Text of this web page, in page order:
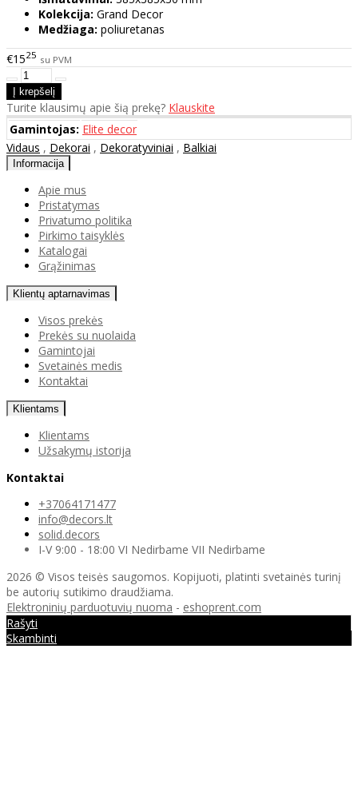
Kolekcija: Grand Decor
Medžiaga: poliuretanas
€1525 su PVM
Turite klausimų apie šią prekę? Klauskite
Gamintojas: Elite decor
Vidaus , Dekorai , Dekoratyviniai , Balkiai
Informacija
Apie mus
Pristatymas
Privatumo politika
Pirkimo taisyklės
Katalogai
Grąžinimas
Klientų aptarnavimas
Visos prekės
Prekės su nuolaida
Gamintojai
Svetainės medis
Kontaktai
Klientams
Klientams
Užsakymų istorija
Kontaktai
+37064171477
info@decors.lt
solid.decors
I-V 9:00 - 18:00 VI Nedirbame VII Nedirbame
2026 © Visos teisės saugomos. Kopijuoti, platinti svetainės turinį
be autorių sutikimo draudžiama.
Elektroninių parduotuvių nuoma - eshoprent.com
Rašyti
Skambinti